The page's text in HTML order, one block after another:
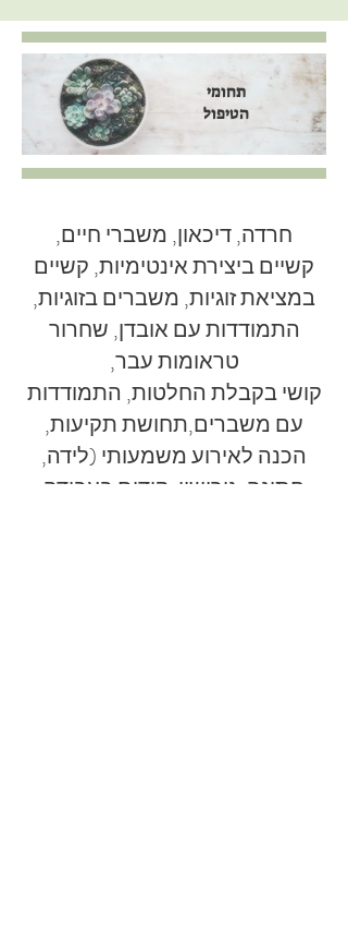
תחומי
הטיפול
חרדה, דיכאון, משברי חיים,
קשיים ביצירת אינטימיות, קשיים
במציאת זוגיות, משברים בזוגיות,
התמודדות עם אובדן, שחרור
טראומות עבר,
קושי בקבלת החלטות, התמודדות
עם משברים,תחושת תקיעות,
הכנה לאירוע משמעותי (לידה,
חתונה, גירושין, קידום בעבודה